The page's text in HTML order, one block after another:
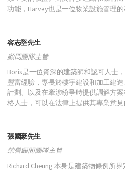
功能，Harvey也是一位物業設施管理的
容志堅先生
顧問團隊主管
Boris是一位資深的建築師和認可人士
豐富經驗，專長於樓宇建設和加工建
計劃、以及在牽涉紛爭時提供調解方
格人士，可以在法律上提供其專業意見
張國豪先生
榮譽顧問團隊主管
Richard Cheung 本身是建築物條例所